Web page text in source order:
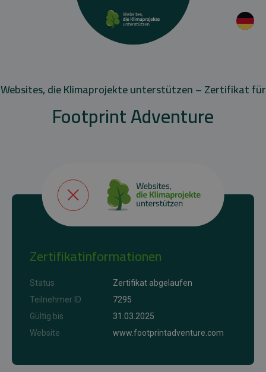
Websites, die Klimaprojekte unterstützen – Zertifikat für
Footprint Adventure
Zertifikatinformationen
Status
Zertifikat abgelaufen
Teilnehmer ID
7295
Gültig bis
31.03.2025
Website
www.footprintadventure.com